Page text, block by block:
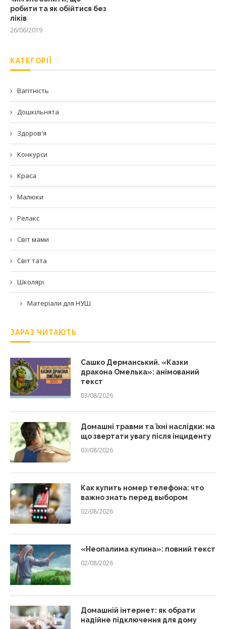
робити та як обійтися без
ліків
26/06/2019
КАТЕГОРІЇ
Вагітність
Дошкільнята
Здоров'я
Конкурси
Краса
Малюки
Релакс
Світ мами
Світ тата
Школярі
Матеріали для НУШ
ЗАРАЗ ЧИТАЮТЬ
Сашко Дерманський. «Казки
дракона Омелька»: анімований
текст
03/08/2026
Домашні травми та їхні наслідки: на
що звертати увагу після інциденту
03/08/2026
Как купить номер телефона: что
важно знать перед выбором
02/08/2026
«Неопалима купина»: повний текст
02/08/2026
Домашній інтернет: як обрати
надійне підключення для дому